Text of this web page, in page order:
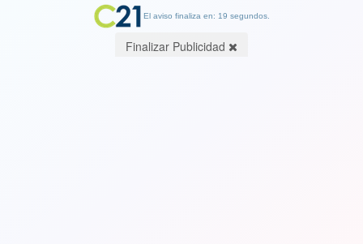
El aviso finaliza en: 19 segundos.
Finalizar Publicidad